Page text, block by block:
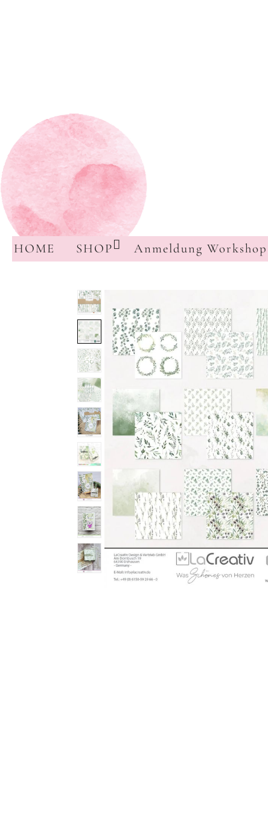
HOME SHOP Anmeldung Workshop